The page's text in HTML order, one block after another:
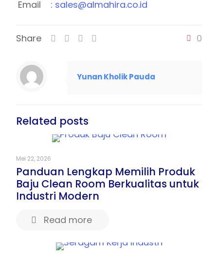
Email : sales@almahira.co.id
Share 0
Yunan Kholik Pauda
Related posts
Mei 22, 2026
Panduan Lengkap Memilih Produk
Baju Clean Room Berkualitas untuk
Industri Modern
Read more